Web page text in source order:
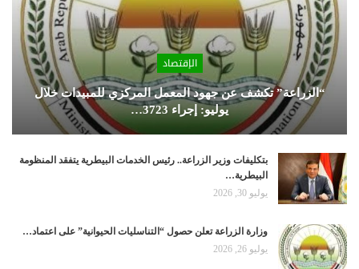
الإقتصاد
“الزراعة” تكشف عن جهود المعمل المركزي للمبيدات خلال
يوليو: إجراء 3723…
بتكليفات وزير الزراعة.. رئيس الخدمات البيطرية يتفقد المنظومة
البيطرية…
يوليو 30, 2026
وزارة الزراعة تعلن حصول “التناسليات الحيوانية” على اعتماد…
يوليو 26, 2026